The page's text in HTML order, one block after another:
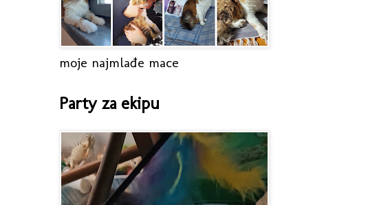
moje najmlađe mace
Party za ekipu